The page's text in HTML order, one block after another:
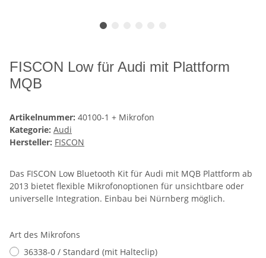
FISCON Low für Audi mit Plattform
MQB
Artikelnummer: 40100-1 + Mikrofon
Kategorie: Audi
Hersteller: FISCON
Das FISCON Low Bluetooth Kit für Audi mit MQB Plattform ab
2013 bietet flexible Mikrofonoptionen für unsichtbare oder
universelle Integration. Einbau bei Nürnberg möglich.
Art des Mikrofons
36338-0 / Standard (mit Halteclip)